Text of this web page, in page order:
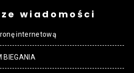
wiadomości
internetową
BIEGANIA